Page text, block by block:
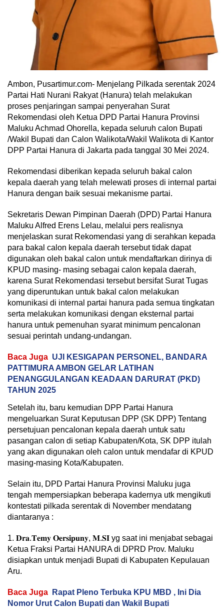
Ambon, Pusartimur.com- Menjelang Pilkada serentak 2024
Partai Hati Nurani Rakyat (Hanura) telah melakukan
proses penjaringan sampai penyerahan Surat
Rekomendasi oleh Ketua DPD Partai Hanura Provinsi
Maluku Achmad Ohorella, kepada seluruh calon Bupati
/Wakil Bupati dan Calon Walikota/Wakil Walikota di Kantor
DPP Partai Hanura di Jakarta pada tanggal 30 Mei 2024.
Rekomendasi diberikan kepada seluruh bakal calon
kepala daerah yang telah melewati proses di internal partai
Hanura dengan baik sesuai mekanisme partai.
Sekretaris Dewan Pimpinan Daerah (DPD) Partai Hanura
Maluku Alfred Erens Lelau, melalui pers realisnya
menjelaskan surat Rekomendasi yang di serahkan kepada
para bakal calon kepala daerah tersebut tidak dapat
digunakan oleh bakal calon untuk mendaftarkan dirinya di
KPUD masing- masing sebagai calon kepala daerah,
karena Surat Rekomendasi tersebut bersifat Surat Tugas
yang diperuntukan untuk bakal calon melakukan
komunikasi di internal partai hanura pada semua tingkatan
serta melakukan komunikasi dengan eksternal partai
hanura untuk pemenuhan syarat minimum pencalonan
sesuai perintah undang-undangan.
Baca Juga UJI KESIGAPAN PERSONEL, BANDARA
PATTIMURA AMBON GELAR LATIHAN
PENANGGULANGAN KEADAAN DARURAT (PKD)
TAHUN 2025
Setelah itu, baru kemudian DPP Partai Hanura
mengeluarkan Surat Keputusan DPP (SK DPP) Tentang
persetujuan pencalonan kepala daerah untuk satu
pasangan calon di setiap Kabupaten/Kota, SK DPP itulah
yang akan digunakan oleh calon untuk mendafar di KPUD
masing-masing Kota/Kabupaten.
Selain itu, DPD Partai Hanura Provinsi Maluku juga
tengah mempersiapkan beberapa kadernya utk mengikuti
kontestati pilkada serentak di November mendatang
diantaranya :
1. 𝐃𝐫𝐚.𝐓𝐞𝐦𝐲 𝐎𝐞𝐫𝐬𝐢𝐩𝐮𝐧𝐲, 𝐌.𝐒𝐈 yg saat ini menjabat sebagai
Ketua Fraksi Partai HANURA di DPRD Prov. Maluku
disiapkan untuk menjadi Bupati di Kabupaten Kepulauan
Aru.
Baca Juga
Rapat Pleno Terbuka KPU MBD , Ini Dia
Nomor Urut Calon Bupati dan Wakil Bupati